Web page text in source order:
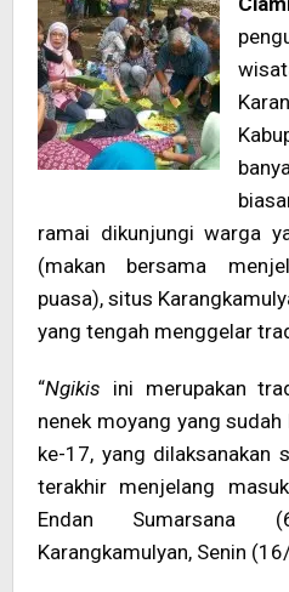
-
>
ramai dikunjungi warga
(makan bersama
puasa), situs
yang tengah menggelar
“Ngikis ini merupakan
nenek moyang yang
ke-17, yang dilaksanakan
terakhir menjelang
Endan Sumarsana
Karangkamulyan, Senin